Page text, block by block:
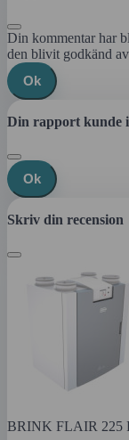
Din kommentar har
den blivit godkänd
Ok
Din rapport kunde
Ok
Skriv din recension
BRINK FLAIR 225